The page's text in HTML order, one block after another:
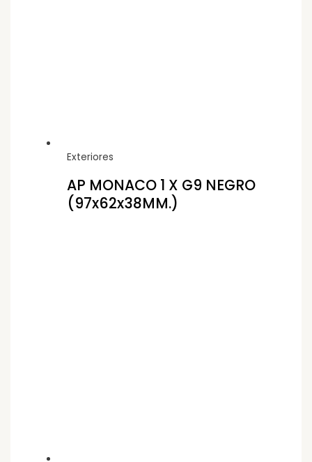
Exteriores
AP MONACO 1 X G9 NEGRO
(97x62x38MM.)